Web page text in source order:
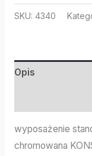
SKU: 4340
Opis
wyposażenie
chromowana